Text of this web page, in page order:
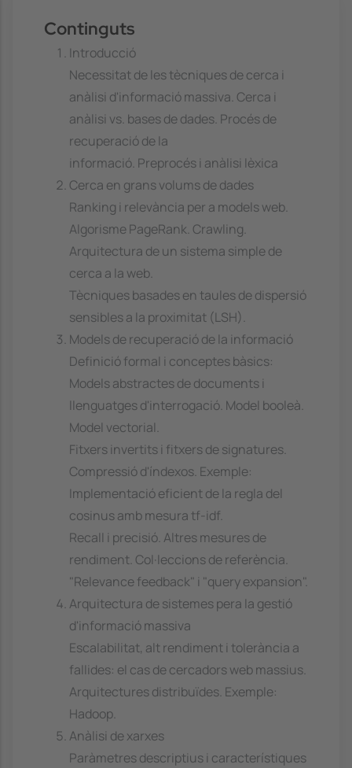
Continguts
Introducció
Necessitat de les tècniques de cerca i
anàlisi d'informació massiva. Cerca i
anàlisi vs. bases de dades. Procés de
recuperació de la
informació. Preprocés i anàlisi lèxica
Cerca en grans volums de dades
Ranking i relevància per a models web.
Algorisme PageRank. Crawling.
Arquitectura de un sistema simple de
cerca a la web.
Tècniques basades en taules de dispersió
sensibles a la proximitat (LSH).
Models de recuperació de la informació
Definició formal i conceptes bàsics:
Models abstractes de documents i
llenguatges d'interrogació. Model booleà.
Model vectorial.
Fitxers invertits i fitxers de signatures.
Compressió d'índexos. Exemple:
Implementació eficient de la regla del
cosinus amb mesura tf-idf.
Recall i precisió. Altres mesures de
rendiment. Col·leccions de referència.
"Relevance feedback" i "query expansion".
Arquitectura de sistemes pera la gestió
d'informació massiva
Escalabilitat, alt rendiment i tolerància a
fallides: el cas de cercadors web massius.
Arquitectures distribuïdes. Exemple:
Hadoop.
Anàlisi de xarxes
Paràmetres descriptius i característiques